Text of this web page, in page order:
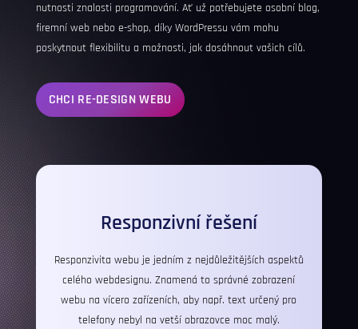
nutnosti znalosti programování. Ať už potřebujete osobní blog,
firemní web nebo e-shop, díky WordPressu vám mohu
poskytnout flexibilitu a možnosti, jak dosáhnout vašich cílů.
CHCI RE-DESIGN WEBU
Responzivní řešení
Responzivita webu je jedním z nejdůležitějších aspektů
celého webdesignu. Znamená to správné zobrazení
webu na vícero zařízeních, aby např. text určený pro
telefony nebyl na vetší obrazovce moc malý.